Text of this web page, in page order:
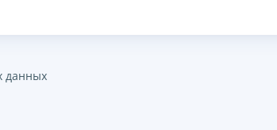
данных